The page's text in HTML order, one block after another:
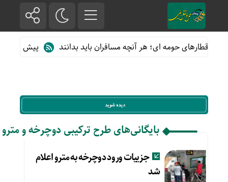
از قطارهای حومه ای؛ هر آنچه مسافران باید بدانند پیش فروش
بایگانی‌های طرح ترکیبی دوچرخه و مترو
جزییات ورود دوچرخه به مترو اعلام
شد